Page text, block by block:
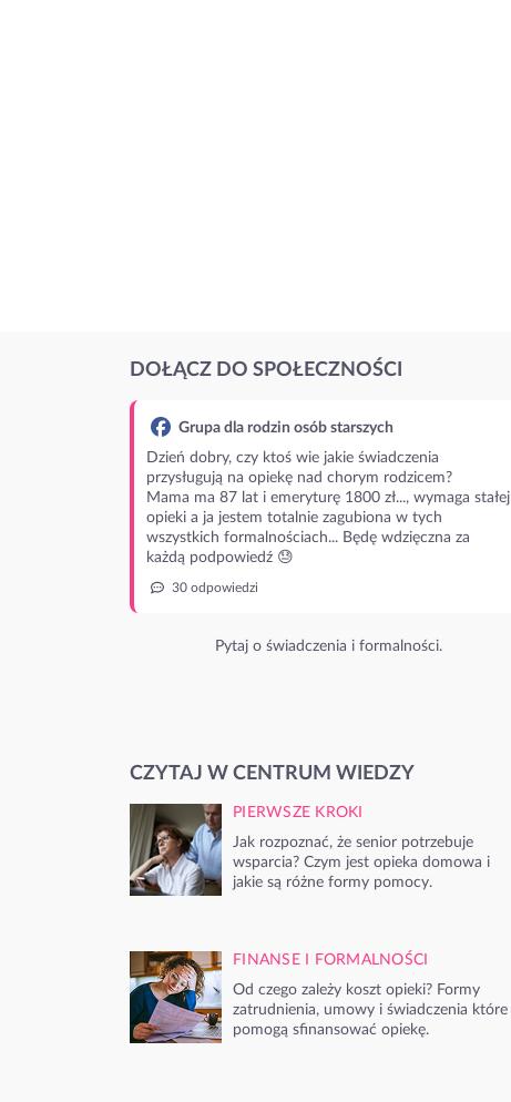
DOŁĄCZ DO SPOŁECZNOŚCI
Grupa dla rodzin osób starszych
Dzień dobry, czy ktoś wie jakie świadczenia
przysługują na opiekę nad chorym rodzicem?
Mama ma 87 lat i emeryturę 1800 zł..., wymaga stałej
opieki a ja jestem totalnie zagubiona w tych
wszystkich formalnościach... Będę wdzięczna za
każdą podpowiedź 😓
30 odpowiedzi
Pytaj o świadczenia i formalności.
CZYTAJ W CENTRUM WIEDZY
PIERWSZE KROKI
Jak rozpoznać, że senior potrzebuje
wsparcia? Czym jest opieka domowa i
jakie są różne formy pomocy.
FINANSE I FORMALNOŚCI
Od czego zależy koszt opieki? Formy
zatrudnienia, umowy i świadczenia które
pomogą sfinansować opiekę.